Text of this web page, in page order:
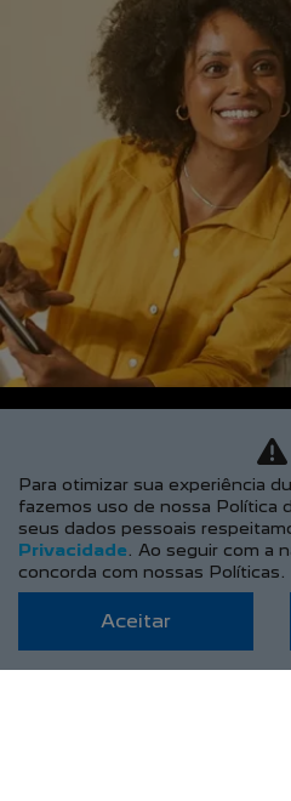
SOLUÇÕES
Agendar
Peugeot
Sobre
Fale
Agende um
Política de
Para otimizar sua experiência
fazemos uso de nossa Política
seus dados pessoais
Privacidade . Ao seguir com a
concorda com nossas Políticas.
Aceitar